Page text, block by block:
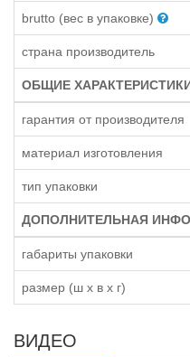
brutto (вес в упаковке)
страна производитель
ОБЩИЕ
гарантия от производителя
материал изготовления
тип упаковки
ДОПОЛНИТЕЛЬНАЯ
габариты упаковки
размер (ш x в x г)
ВИДЕО